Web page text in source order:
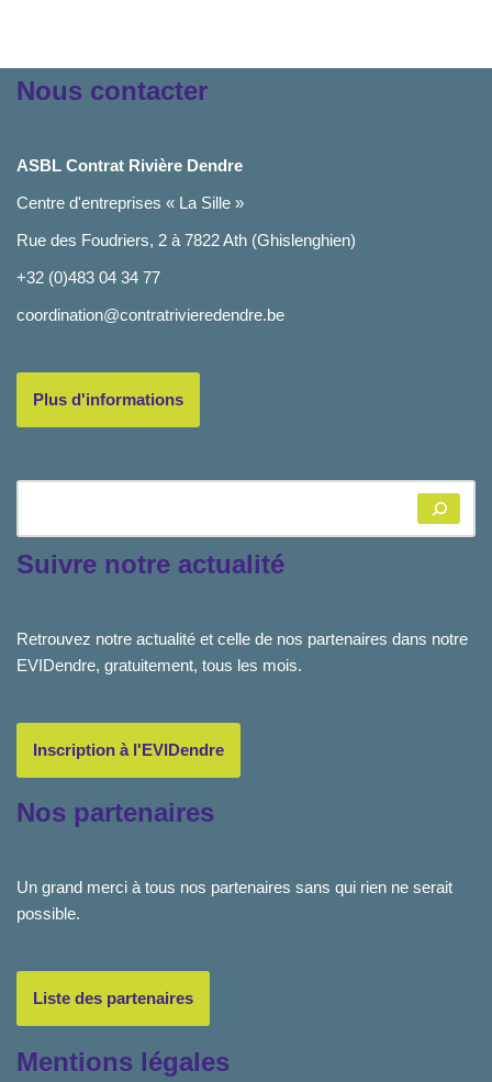
Nous contacter
ASBL Contrat Rivière Dendre
Centre d'entreprises « La Sille »
Rue des Foudriers, 2 à 7822 Ath (Ghislenghien)
+32 (0)483 04 34 77
coordination@contratrivieredendre.be
Plus d'informations
Suivre notre actualité
Retrouvez notre actualité et celle de nos partenaires dans notre
EVIDendre, gratuitement, tous les mois.
Inscription à l'EVIDendre
Nos partenaires
Un grand merci à tous nos partenaires sans qui rien ne serait
possible.
Liste des partenaires
Mentions légales